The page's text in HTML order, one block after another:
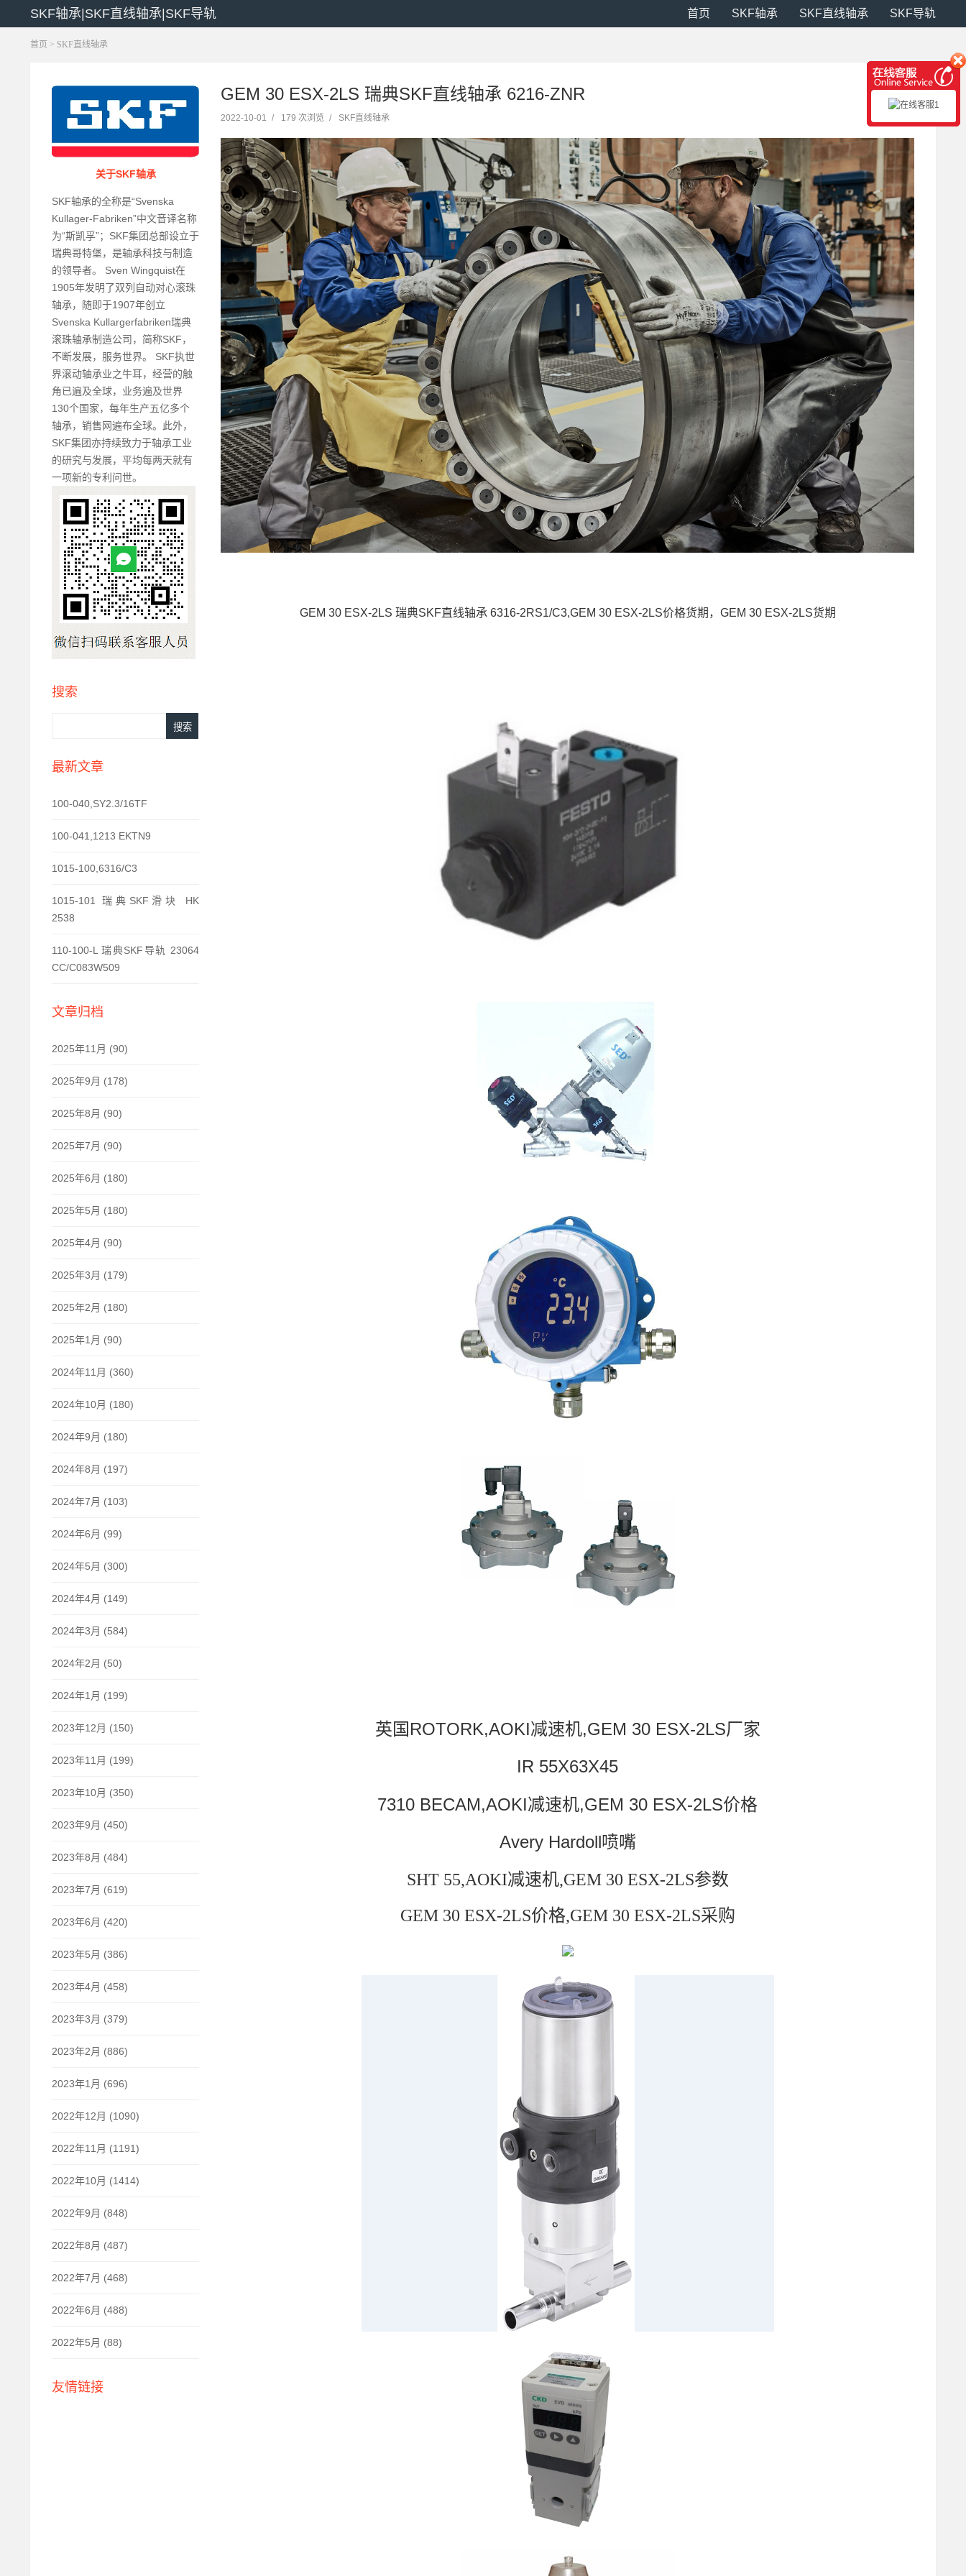
SKF轴承|SKF直线轴承|SKF导轨 首页 SKF轴承 SKF直线轴承 SKF导轨
首页 > SKF直线轴承
关于SKF轴承
SKF轴承的全称是“Svenska
Kullager-Fabriken”中文音译名称
为“斯凯孚”；SKF集团总部设立于
瑞典哥特堡，是轴承科技与制造
的领导者。 Sven Wingquist在
1905年发明了双列自动对心滚珠
轴承，随即于1907年创立
Svenska Kullargerfabriken瑞典
滚珠轴承制造公司，简称SKF，
不断发展，服务世界。 SKF执世
界滚动轴承业之牛耳，经营的触
角已遍及全球，业务遍及世界
130个国家，每年生产五亿多个
轴承，销售网遍布全球。此外，
SKF集团亦持续致力于轴承工业
的研究与发展，平均每两天就有
一项新的专利问世。
搜索
最新文章
100-040,SY2.3/16TF
100-041,1213 EKTN9
1015-100,6316/C3
1015-101 瑞典SKF滑块 HK
2538
110-100-L 瑞典SKF导轨 23064
CC/C083W509
文章归档
2025年11月 (90)
2025年9月 (178)
2025年8月 (90)
2025年7月 (90)
2025年6月 (180)
2025年5月 (180)
2025年4月 (90)
2025年3月 (179)
2025年2月 (180)
2025年1月 (90)
2024年11月 (360)
2024年10月 (180)
2024年9月 (180)
2024年8月 (197)
2024年7月 (103)
2024年6月 (99)
2024年5月 (300)
2024年4月 (149)
2024年3月 (584)
2024年2月 (50)
2024年1月 (199)
2023年12月 (150)
2023年11月 (199)
2023年10月 (350)
2023年9月 (450)
2023年8月 (484)
2023年7月 (619)
2023年6月 (420)
2023年5月 (386)
2023年4月 (458)
2023年3月 (379)
2023年2月 (886)
2023年1月 (696)
2022年12月 (1090)
2022年11月 (1191)
2022年10月 (1414)
2022年9月 (848)
2022年8月 (487)
2022年7月 (468)
2022年6月 (488)
2022年5月 (88)
友情链接
GEM 30 ESX-2LS 瑞典SKF直线轴承 6216-ZNR
2022-10-01 / 179 次浏览 / SKF直线轴承
GEM 30 ESX-2LS 瑞典SKF直线轴承 6316-2RS1/C3,GEM 30 ESX-2LS价格货期，GEM 30 ESX-2LS货期
英国ROTORK,AOKI减速机,GEM 30 ESX-2LS厂家
IR 55X63X45
7310 BECAM,AOKI减速机,GEM 30 ESX-2LS价格
Avery Hardoll喷嘴
SHT 55,AOKI减速机,GEM 30 ESX-2LS参数
GEM 30 ESX-2LS价格,GEM 30 ESX-2LS采购